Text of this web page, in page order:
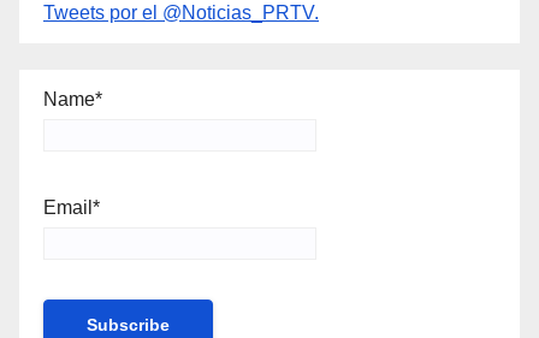
Tweets por el @Noticias_PRTV.
Name*
Email*